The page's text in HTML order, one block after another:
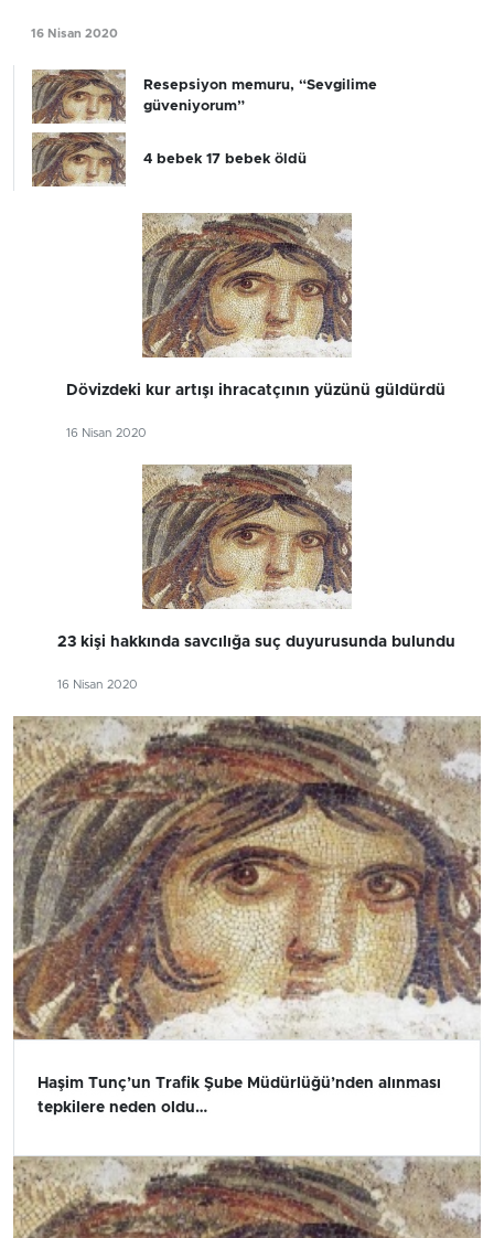
16 Nisan 2020
Resepsiyon memuru, “Sevgilime
güveniyorum”
4 bebek 17 bebek öldü
Dövizdeki kur artışı ihracatçının yüzünü güldürdü
16 Nisan 2020
23 kişi hakkında savcılığa suç duyurusunda bulundu
16 Nisan 2020
Haşim Tunç’un Trafik Şube Müdürlüğü’nden alınması
tepkilere neden oldu…